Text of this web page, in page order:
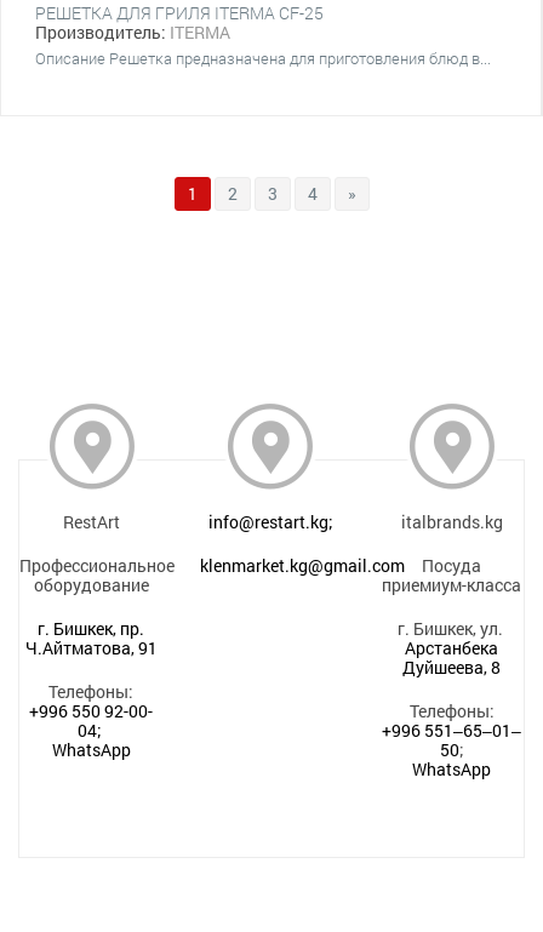
РЕШЕТКА ДЛЯ ГРИЛЯ ITERMA CF-25
Производитель: ITERMA
Описание Решетка предназначена для приготовления блюд в...
1 2 3 4 »
RestArt
Профессиональное
оборудование
г. Бишкек, пр.
Ч.Айтматова, 91
Телефоны:
+996 550 92-00-
04;
WhatsApp
info@restart.kg;
klenmarket.kg@gmail.com
italbrands.kg
Посуда
приемиум-класса
г. Бишкек, ул.
Арстанбека
Дуйшеева, 8
Телефоны:
+996 551‒65‒01‒
50;
WhatsApp